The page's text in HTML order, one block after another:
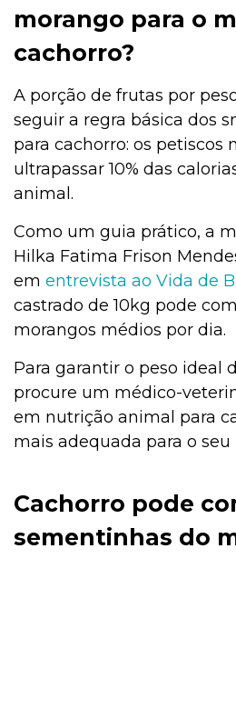
morango para o
cachorro?
A porção de frutas por
seguir a regra básica dos
para cachorro: os petiscos
ultrapassar 10% das
animal.
Como um guia prático, a
Hilka Fatima Frison
em entrevista ao Vida de
castrado de 10kg pode
morangos médios por dia.
Para garantir o peso ideal
procure um médico-
em nutrição animal para
mais adequada para o seu
Cachorro pode
sementinhas do